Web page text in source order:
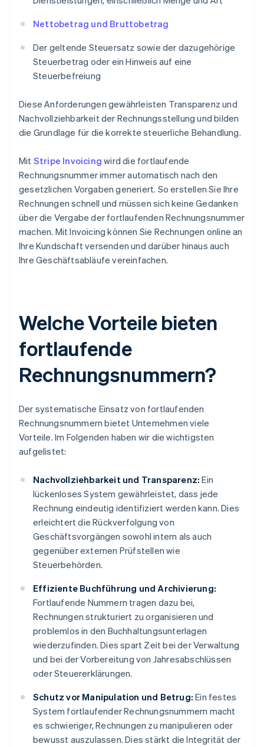
Nettobetrag und Bruttobetrag
Der geltende Steuersatz sowie der dazugehörige
Steuerbetrag oder ein Hinweis auf eine
Steuerbefreiung
Diese Anforderungen gewährleisten Transparenz und
Nachvollziehbarkeit der Rechnungsstellung und bilden
die Grundlage für die korrekte steuerliche Behandlung.
Mit Stripe Invoicing wird die fortlaufende
Rechnungsnummer immer automatisch nach den
gesetzlichen Vorgaben generiert. So erstellen Sie Ihre
Rechnungen schnell und müssen sich keine Gedanken
über die Vergabe der fortlaufenden Rechnungsnummer
machen. Mit Invoicing können Sie Rechnungen online an
Ihre Kundschaft versenden und darüber hinaus auch
Ihre Geschäftsabläufe vereinfachen.
Welche Vorteile bieten
fortlaufende
Rechnungsnummern?
Der systematische Einsatz von fortlaufenden
Rechnungsnummern bietet Unternehmen viele
Vorteile. Im Folgenden haben wir die wichtigsten
aufgelistet:
Nachvollziehbarkeit und Transparenz: Ein
lückenloses System gewährleistet, dass jede
Rechnung eindeutig identifiziert werden kann. Dies
erleichtert die Rückverfolgung von
Geschäftsvorgängen sowohl intern als auch
gegenüber externen Prüfstellen wie
Steuerbehörden.
Effiziente Buchführung und Archivierung:
Fortlaufende Nummern tragen dazu bei,
Rechnungen strukturiert zu organisieren und
problemlos in den Buchhaltungsunterlagen
wiederzufinden. Dies spart Zeit bei der Verwaltung
und bei der Vorbereitung von Jahresabschlüssen
oder Steuererklärungen.
Schutz vor Manipulation und Betrug: Ein festes
System fortlaufender Rechnungsnummern macht
es schwieriger, Rechnungen zu manipulieren oder
bewusst auszulassen. Dies stärkt die Integrität der